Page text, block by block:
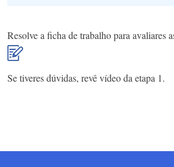
Resolve a ficha de trabalho para avaliares
Se tiveres dúvidas, revê vídeo da etapa 1.